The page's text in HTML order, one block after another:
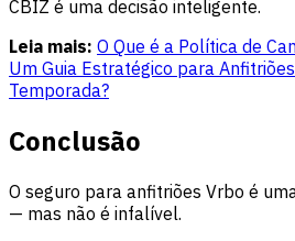
CBIZ é uma decisão inteligente.
Leia mais: O Que é a Política de
Um Guia Estratégico para
Temporada?
Conclusão
O seguro para anfitriões Vrbo é
— mas não é infalível.